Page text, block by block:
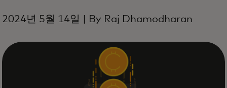
2024년 5월 14일 | By Raj Dhamodharan